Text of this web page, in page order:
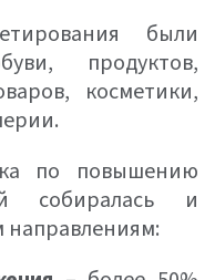
были
продуктов,
косметики,
по повышению
собиралась и
направлениям: